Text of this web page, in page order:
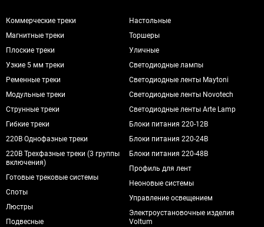
Коммерческие треки
Магнитные треки
Плоские треки
Узкие 5 мм треки
Ременные треки
Модульные треки
Струнные треки
Гибкие треки
220В Однофазные треки
220В Трехфазные треки (3 группы
включения)
Готовые трековые системы
Споты
Люстры
Подвесные
Настольные
Торшеры
Уличные
Светодиодные лампы
Светодиодные ленты Maytoni
Светодиодные ленты Novotech
Светодиодные ленты Arte Lamp
Блоки питания 220-12В
Блоки питания 220-24В
Блоки питания 220-48В
Профиль для лент
Неоновые системы
Управление освещением
Электроустановочные изделия
Voltum